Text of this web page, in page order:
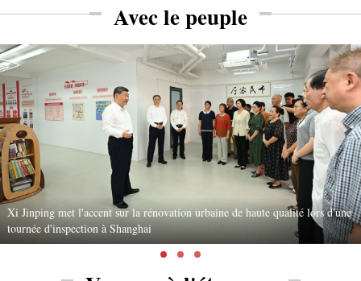
Avec le peuple
Xi Jinping met l'accent sur la rénovation urbaine de haute qualité lors d'une
tournée d'inspection à Shanghai